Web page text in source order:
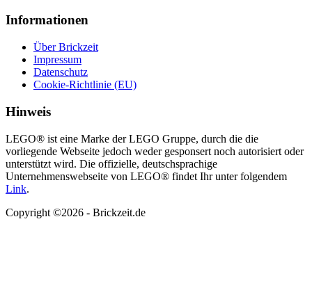
Informationen
Über Brickzeit
Impressum
Datenschutz
Cookie-Richtlinie (EU)
Hinweis
LEGO® ist eine Marke der LEGO Gruppe, durch die die
vorliegende Webseite jedoch weder gesponsert noch autorisiert oder
unterstützt wird. Die offizielle, deutschsprachige
Unternehmenswebseite von LEGO® findet Ihr unter folgendem
Link.
Copyright ©2026 - Brickzeit.de